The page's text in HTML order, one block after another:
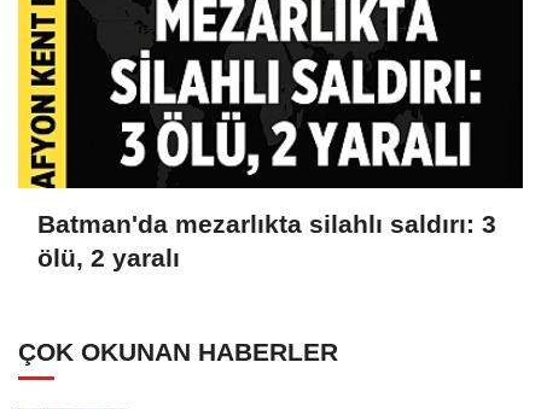
Batman'da mezarlıkta silahlı saldırı: 3
ölü, 2 yaralı
ÇOK OKUNAN HABERLER